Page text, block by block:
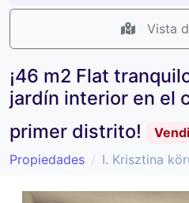
Vista
¡46 m2 Flat
jardín interior en el
primer distrito!
Propiedades
I. Krisztina